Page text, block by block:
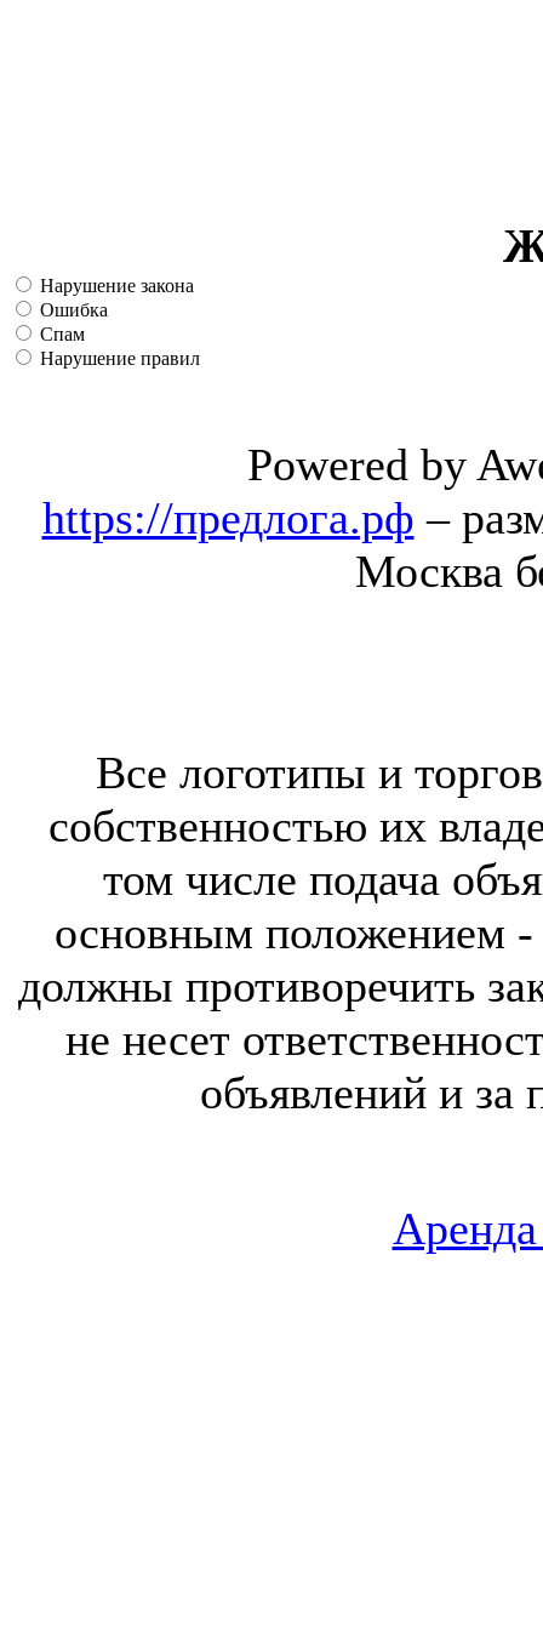
Нарушение закона
Ошибка
Спам
Нарушение правил
Powered by
https://предлога.рф –
Москва
Все логотипы и
собственностью их
том числе подача
основным положением -
должны противоречить
не несет
объявлений и за